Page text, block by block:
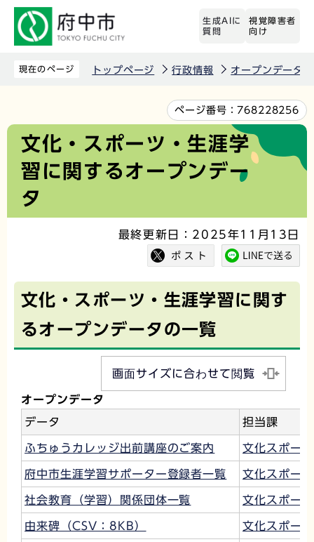
先
生成AIに
質問
視覚障害者
向け
現在のページ トップページ 行政情報 オープンデータ
文
ページ番号：768228256
文化・スポーツ・生涯学
習に関するオープンデー
タ
最終更新日：2025年11月13日
文化・スポーツ・生涯学習に関す
るオープンデータの一覧
画面サイズに合わせて閲覧
オープンデータ
データ
担当課
ふちゅうカレッジ出前講座のご案内 文化スポー
府中市生涯学習サポーター登録者一覧 文化スポー
社会教育（学習）関係団体一覧 文化スポー
由来碑（CSV：8KB） 文化スポー